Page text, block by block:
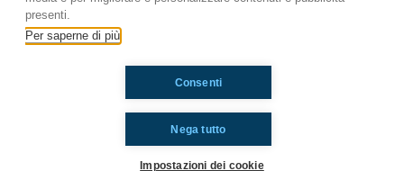
Ravenna
Ti è piaciuto? Condividilo!
presenti.
Per saperne di più
Nega tutto
Consenti
Impostazioni dei cookie